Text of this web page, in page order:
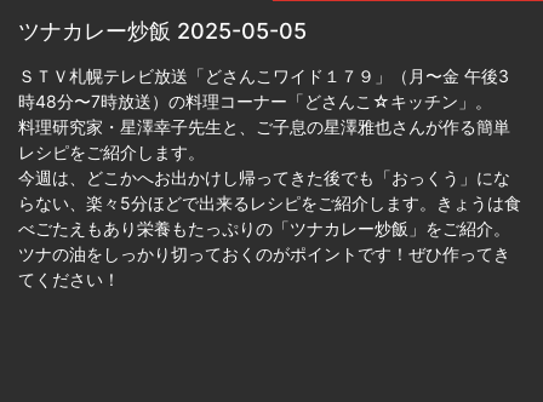
ツナカレー炒飯 2025-05-05
ＳＴＶ札幌テレビ放送「どさんこワイド１７９」（月〜金 午後3
時48分〜7時放送）の料理コーナー「どさんこ☆キッチン」。
料理研究家・星澤幸子先生と、ご子息の星澤雅也さんが作る簡単
レシピをご紹介します。
今週は、どこかへお出かけし帰ってきた後でも「おっくう」にな
らない、楽々5分ほどで出来るレシピをご紹介します。きょうは食
べごたえもあり栄養もたっぷりの「ツナカレー炒飯」をご紹介。
ツナの油をしっかり切っておくのがポイントです！ぜひ作ってき
てください！